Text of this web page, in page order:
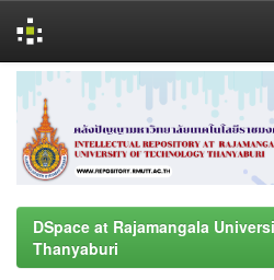
navigation
DSpace at Rajamangala
Thanyaburi